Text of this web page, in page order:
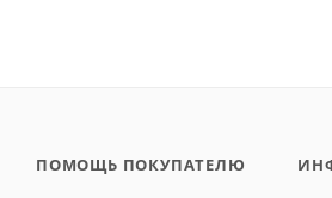
ПОМОЩЬ ПОКУПАТЕЛЮ